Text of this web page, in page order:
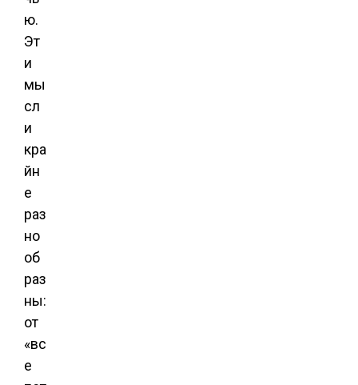
ю.
Эт
и
мы
сл
и
кра
йн
е
раз
но
об
раз
ны:
от
«вс
е